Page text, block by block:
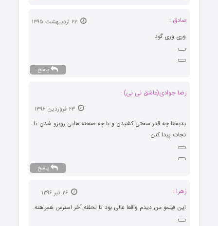
صادق :
وری وری گود
پاسخ
رضا جوادی(عاشق نی نی) :
۲۳ فروردین ۱۳۹۶
بدبختا چه قدر سختی کشیدن و با چه صحنه هایی روبرو شدن تا
نجات پیدا کنن
پاسخ
زهرا :
۲۶ تیر ۱۳۹۶
این فیلمو من دیدم واقعا عالی بود تا لحظه آخر استرس همراهته.